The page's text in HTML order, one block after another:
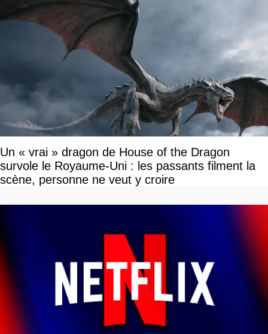
Un « vrai » dragon de House of the Dragon
survole le Royaume-Uni : les passants filment la
scène, personne ne veut y croire